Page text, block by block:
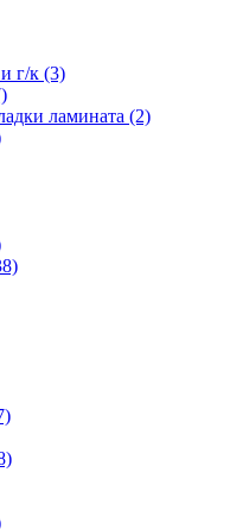
г/к (3)
ламината (2)